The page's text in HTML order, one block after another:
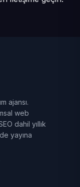
ajansı.
web
dahil yıllık
yayına